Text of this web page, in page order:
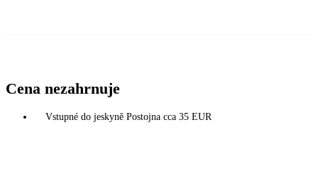
Cena nezahrnuje
Vstupné do jeskyně Postojna cca 35 EUR